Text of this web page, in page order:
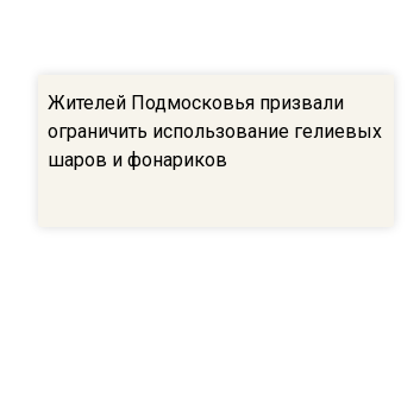
Жителей Подмосковья призвали
ограничить использование гелиевых
шаров и фонариков